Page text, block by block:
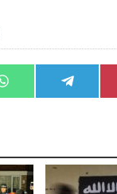
Compartir
en
Compartir
en